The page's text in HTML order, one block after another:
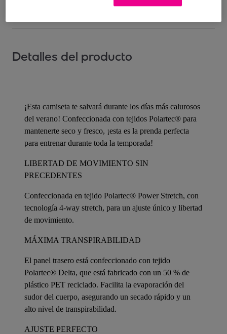
Detalles del producto
¡Esta camiseta te salvará durante los días más calurosos
del verano! Confeccionada con tejidos Polartec® para
mantenerte seco y fresco, ¡esta es la prenda perfecta
para entrenar durante toda la temporada!
LIBERTAD DE MOVIMIENTO SIN
PRECEDENTES
Confeccionada en tejido Polartec® Power Stretch, con
tecnología 4-way stretch, para un ajuste único y libertad
de movimiento.
MÁXIMA TRANSPIRABILIDAD
El panel trasero está confeccionado con tejido
Polartec® Delta, que está fabricado con un 50 % de
plástico PET reciclado. Facilita la evaporación del
sudor del cuerpo, asegurando un secado rápido y un
alto nivel de transpirabilidad.
AJUSTE PERFECTO